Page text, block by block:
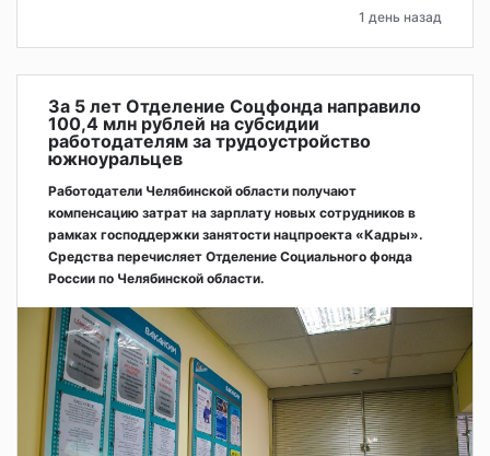
1 день назад
За 5 лет Отделение Соцфонда направило
100,4 млн рублей на субсидии
работодателям за трудоустройство
южноуральцев
Работодатели Челябинской области получают
компенсацию затрат на зарплату новых сотрудников в
рамках господдержки занятости нацпроекта «Кадры».
Средства перечисляет Отделение Социального фонда
России по Челябинской области.